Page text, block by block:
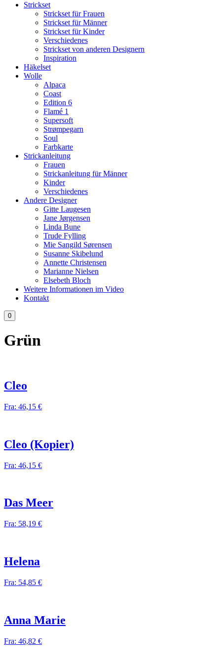
Strickset
Strickset für Frauen
Strickset für Männer
Strickset für Kinder
Verschiedenes
Strickset von anderen Designern
Inspiration
Häkelset
Wolle
Alpaca
Coast
Edition 6
Flamé 1
Supersoft
Strømpegarn
Soul
Farbkarte
Strickanleitung
Frauen
Strickanleitung für Männer
Kinder
Verschiedenes
Andere Designer
Gitte Laugesen
Jane Jørgensen
Linda Bune
Trude Fylling
Mie Sangild Sørensen
Susanne Skibelund
Annette Christensen
Marianne Nielsen
Elsebeth Bloch
Weitere Informationen im Video
Kontakt
0
Grün
Cleo
Fra: 46,15 €
Cleo (Kopier)
Fra: 46,15 €
Das Meer
Fra: 58,19 €
Helena
Fra: 54,85 €
Anna Marie
Fra: 46,82 €